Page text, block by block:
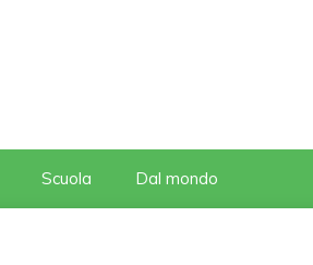
Scuola Dal mondo